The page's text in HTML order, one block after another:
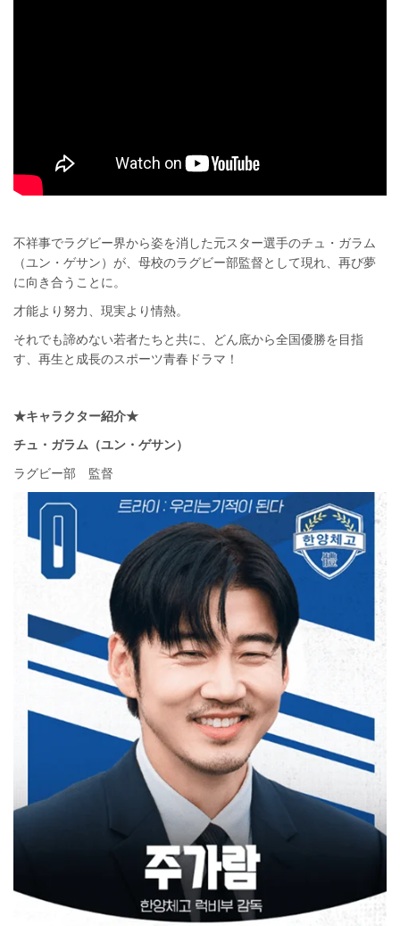
不祥事でラグビー界から姿を消した元スター選手のチュ・ガラム
（ユン・ゲサン）が、母校のラグビー部監督として現れ、再び夢
に向き合うことに。
才能より努力、現実より情熱。
それでも諦めない若者たちと共に、どん底から全国優勝を目指
す、再生と成長のスポーツ青春ドラマ！
★キャラクター紹介★
チュ・ガラム（ユン・ゲサン）
ラグビー部 監督